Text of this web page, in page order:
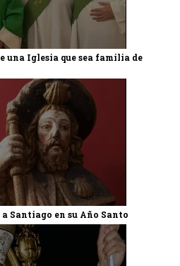
una Iglesia que sea familia de
Santiago en su Año Santo